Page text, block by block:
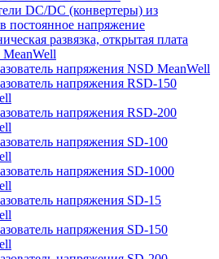
DC/DC (конвертеры) из
постоянное напряжение
развязка, открытая плата
напряжения NSD MeanWell
напряжения RSD-150
напряжения RSD-200
напряжения SD-100
напряжения SD-1000
напряжения SD-15
напряжения SD-150